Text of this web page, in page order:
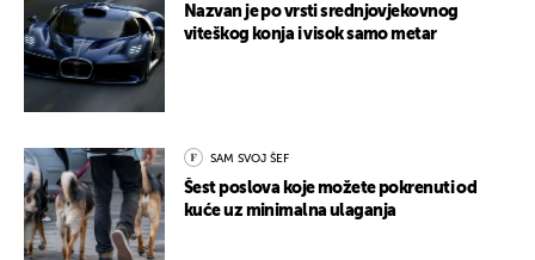
Nazvan je po vrsti srednjovjekovnog
viteškog konja i visok samo metar
SAM SVOJ ŠEF
Šest poslova koje možete pokrenuti od
kuće uz minimalna ulaganja